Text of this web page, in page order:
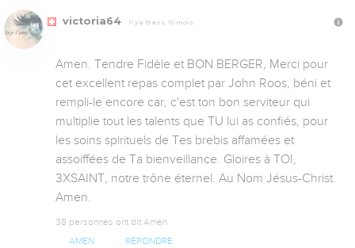
victoria64 Il y a 15 ans, 10 mois
Amen. Tendre Fidèle et BON BERGER, Merci pour
cet excellent repas complet par John Roos, béni et
rempli-le encore car, c'est ton bon serviteur qui
multiplie tout les talents que TU lui as confiés, pour
les soins spirituels de Tes brebis affamées et
assoiffées de Ta bienveillance. Gloires à TOI,
3XSAINT, notre trône éternel. Au Nom Jésus-Christ.
Amen.
38 personnes ont dit Amen
AMEN RÉPONDRE